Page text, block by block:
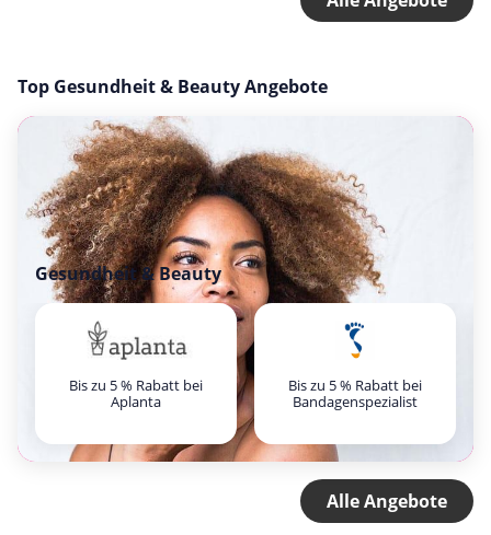
Top Gesundheit & Beauty Angebote
Gesundheit & Beauty
Bis zu 5 % Rabatt bei
Aplanta
Bis zu 5 % Rabatt bei
Bandagenspezialist
Alle Angebote